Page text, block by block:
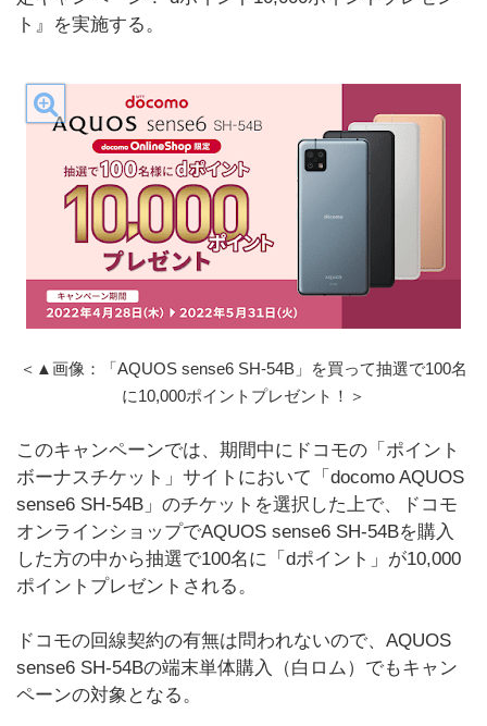
ト』を実施する。
＜▲画像：「AQUOS sense6 SH-54B」を買って抽選で100名
に10,000ポイントプレゼント！＞
このキャンペーンでは、期間中にドコモの「ポイント
ボーナスチケット」サイトにおいて「docomo AQUOS
sense6 SH-54B」のチケットを選択した上で、ドコモ
オンラインショップでAQUOS sense6 SH-54Bを購入
した方の中から抽選で100名に「dポイント」が10,000
ポイントプレゼントされる。
ドコモの回線契約の有無は問われないので、AQUOS
sense6 SH-54Bの端末単体購入（白ロム）でもキャン
ペーンの対象となる。